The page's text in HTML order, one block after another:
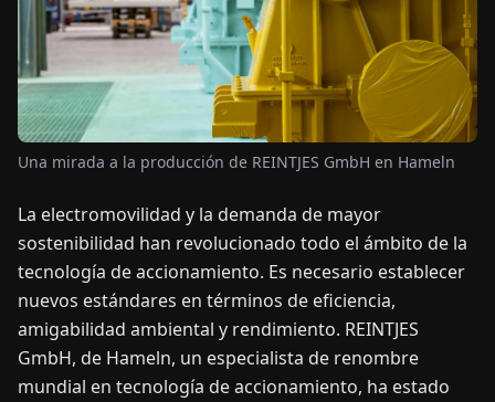
NL
CONTÁCTENOS
Una mirada a la producción de REINTJES GmbH en Hameln
La electromovilidad y la demanda de mayor
sostenibilidad han revolucionado todo el ámbito de la
tecnología de accionamiento. Es necesario establecer
nuevos estándares en términos de eficiencia,
amigabilidad ambiental y rendimiento. REINTJES
GmbH, de Hameln, un especialista de renombre
mundial en tecnología de accionamiento, ha estado